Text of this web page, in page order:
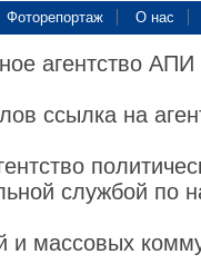
Фоторепортаж О нас
агентство
ссылка на
службой по
и массовых